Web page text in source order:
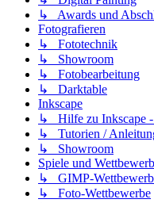
↳ Awards und
Fotografieren
↳ Fototechnik
↳ Showroom
↳ Fotobearbeitung
↳ Darktable
Inkscape
↳ Hilfe zu Inkscape -
↳ Tutorien /
↳ Showroom
Spiele und
↳ GIMP-
↳ Foto-Wettbewerbe